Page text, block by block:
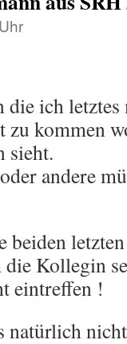
ich letztes
zu kommen
sieht.
andere
beiden
die Kollegin
eintreffen !
natürlich